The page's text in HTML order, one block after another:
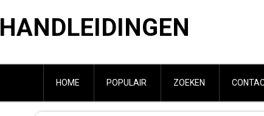
HANDLEIDINGEN
HOME POPULAIR ZOEKEN